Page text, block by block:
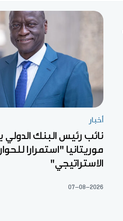
أخبار
نائب رئيس البنك الدولي
موريتانيا "استمرارا للحوار
الاستراتيجي"
07-08-2026